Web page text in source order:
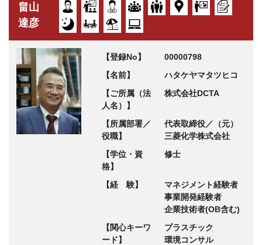
畠山
達彦
【登録No】
00000798
【名前】
ハタケヤマタツヒコ
【ご所属（法
人名）】
株式会社DCTA
【所属部署／
役職】
代表取締役／（元）
三菱化学株式会社
【学位・資
格】
修士
【経 験】
マネジメント経験者
事業開発経験者
企業技術者(OB含む)
【関心キーワ
ード】
プラスチック
環境コンサル